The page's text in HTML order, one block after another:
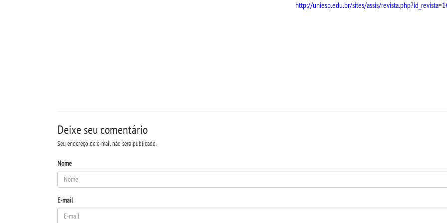
http://uniesp.edu.br/sites/assis/
Deixe seu comentário
Seu endereço de e-mail não será publicado.
Nome
E-mail